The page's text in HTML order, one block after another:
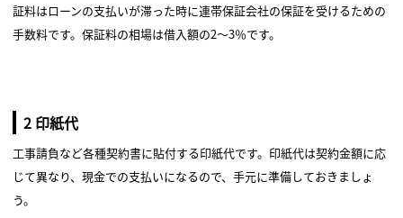
証料はローンの支払いが滞った時に連帯保証会社の保証を受けるための
手数料です。保証料の相場は借入額の2～3％です。
2 印紙代
工事請負など各種契約書に貼付する印紙代です。印紙代は契約金額に応
じて異なり、現金での支払いになるので、手元に準備しておきましょ
う。